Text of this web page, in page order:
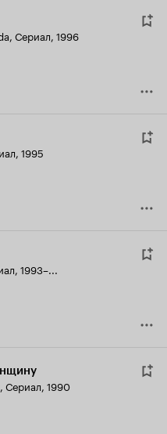
, Сериал, 1996
1995
1993–...
, Сериал, 1990